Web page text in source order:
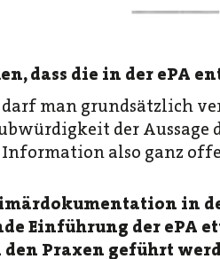
dass die in der ePA
darf man grundsätzlich
der
Information also ganz
in
Einführung der ePA
Praxen geführt